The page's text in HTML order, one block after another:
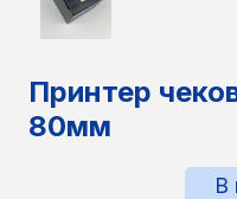
Принтер
80мм
В